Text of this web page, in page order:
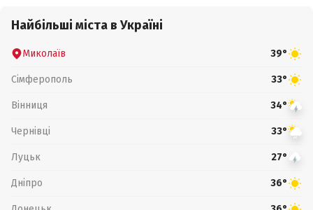
Найбільші міста в Україні
Миколаїв 39°
Сімферополь 33°
Вінниця 34°
Чернівці 33°
Луцьк 27°
Дніпро 36°